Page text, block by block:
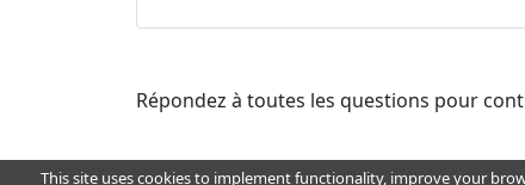
Répondez à toutes les questions pour
This site uses cookies to implement functionality, improve your